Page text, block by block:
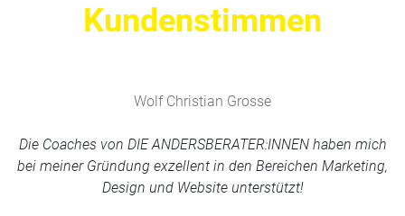
Kundenstimmen
Wolf Christian Grosse
Die Coaches von DIE ANDERSBERATER:INNEN haben mich
bei meiner Gründung exzellent in den Bereichen Marketing,
Design und Website unterstützt!